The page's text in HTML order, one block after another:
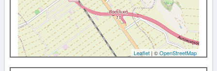
Leaflet| ©OpenStreetMap